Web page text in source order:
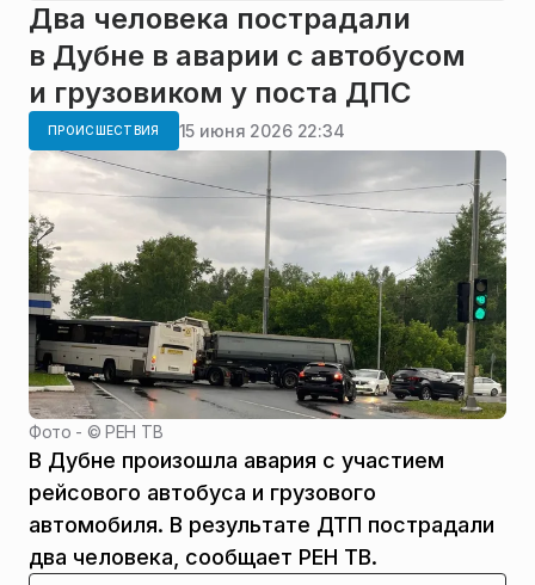
Два человека пострадали
в Дубне в аварии с автобусом
и грузовиком у поста ДПС
ПРОИСШЕСТВИЯ 15 июня 2026 22:34
Фото - ©РЕН ТВ
В Дубне произошла авария с участием
рейсового автобуса и грузового
автомобиля. В результате ДТП пострадали
два человека, сообщает РЕН ТВ.